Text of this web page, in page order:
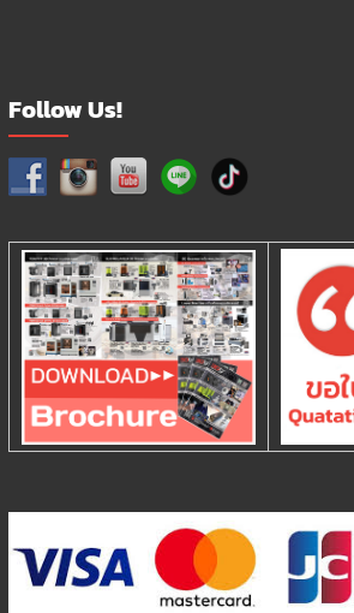
Follow Us!